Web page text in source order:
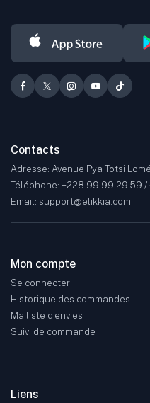
Contacts
Adresse: Avenue Pya Totsi Lomé
Téléphone: +228 99 99 29 59
Email: support@elikkia.com
Mon compte
Se connecter
Historique des commandes
Ma liste d'envies
Suivi de commande
Liens